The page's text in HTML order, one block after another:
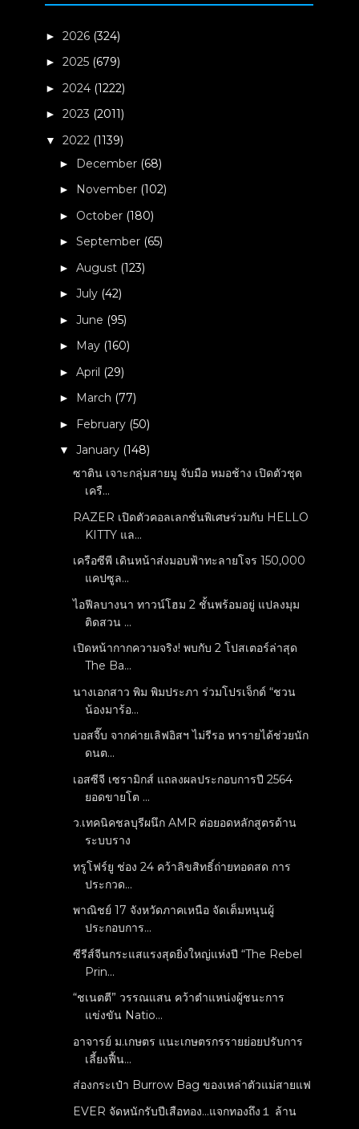
►2026 (324)
►2025 (679)
►2024 (1222)
►2023 (2011)
▼2022 (1139)
► December (68)
► November (102)
► October (180)
►September (65)
►August (123)
►July (42)
►June (95)
► May (160)
►April (29)
► March (77)
► February (50)
▼January (148)
ซาติน เจาะกลุ่มสายมู จับมือ หมอช้าง เปิดตัวชุด
เครื...
RAZER เปิดตัวคอลเลกชั่นพิเศษร่วมกับ HELLO
KITTY แล...
เครือซีพี เดินหน้าส่งมอบฟ้าทะลายโจร 150,000
แคปซูล...
ไอฟีลบางนา ทาวน์โฮม 2 ชั้นพร้อมอยู่ แปลงมุม
ติดสวน ...
เปิดหน้ากากความจริง! พบกับ 2 โปสเตอร์ล่าสุด
The Ba...
นางเอกสาว พิม พิมประภา ร่วมโปรเจ็กต์ “ชวน
น้องมาร้อ...
บอสจี๊บ จากค่ายเลิฟอิสฯ ไม่รีรอ หารายได้ช่วยนัก
ดนต...
เอสซีจี เซรามิกส์ แถลงผลประกอบการปี 2564
ยอดขายโต ...
ว.เทคนิคชลบุรีผนึก AMR ต่อยอดหลักสูตรด้าน
ระบบราง
ทรูโฟร์ยู ช่อง 24 คว้าลิขสิทธิ์ถ่ายทอดสด การ
ประกวด...
พาณิชย์ 17 จังหวัดภาคเหนือ จัดเต็มหนุนผู้
ประกอบการ...
ซีรีส์จีนกระแสแรงสุดยิ่งใหญ่แห่งปี “The Rebel
Prin...
“ชเนตตี” วรรณแสน คว้าตำแหน่งผู้ชนะการ
แข่งขัน Natio...
อาจารย์ ม.เกษตร แนะเกษตรกรรายย่อยปรับการ
เลี้ยงฟื้น...
ส่องกระเป๋า Burrow Bag ของเหล่าตัวแม่สายแฟ
EVER จัดหนักรับปีเสือทอง...แจกทองถึง１ ล้าน